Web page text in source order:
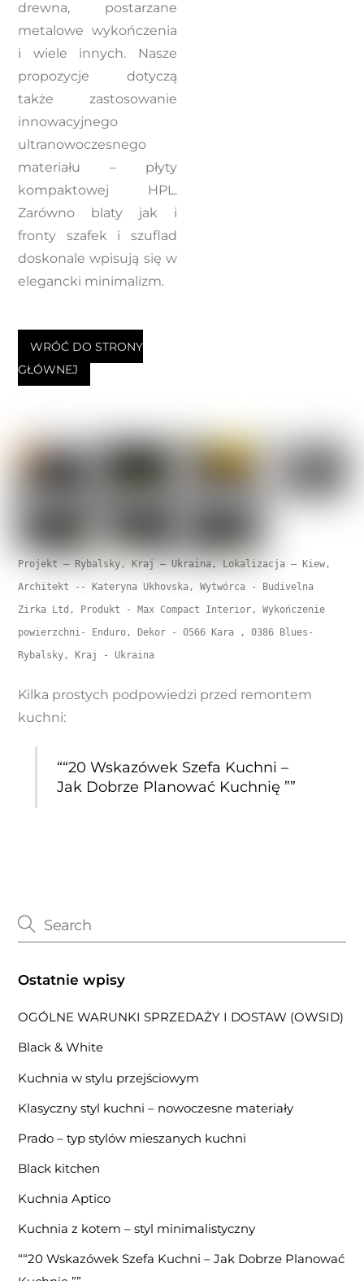
drewna, postarzane
metalowe wykończenia
i wiele innych. Nasze
propozycje dotyczą
także zastosowanie
innowacyjnego
ultranowoczesnego
materiału – płyty
kompaktowej HPL.
Zarówno blaty jak i
fronty szafek i szuflad
doskonale wpisują się w
elegancki minimalizm.
WRÓĆ DO STRONY
GŁÓWNEJ
Projekt – Rybalsky, Kraj – Ukraina, Lokalizacja – Kiew,
Architekt -- Kateryna Ukhovska, Wytwórca - Budivelna
Zirka Ltd, Produkt - Max Compact Interior, Wykończenie
powierzchni- Enduro, Dekor - 0566 Kara , 0386 Blues-
Rybalsky, Kraj - Ukraina
Kilka prostych podpowiedzi przed remontem
kuchni:
““20 Wskazówek Szefa Kuchni –
Jak Dobrze Planować Kuchnię ””
Ostatnie wpisy
OGÓLNE WARUNKI SPRZEDAŻY I DOSTAW (OWSID)
Black & White
Kuchnia w stylu przejściowym
Klasyczny styl kuchni – nowoczesne materiały
Prado – typ stylów mieszanych kuchni
Black kitchen
Kuchnia Aptico
Kuchnia z kotem – styl minimalistyczny
““20 Wskazówek Szefa Kuchni – Jak Dobrze Planować